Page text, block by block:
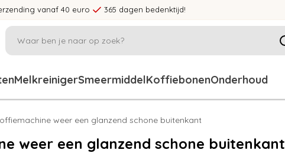
vanaf 40 euro 365 dagen bedenktijd!
MelkreinigerSmeermiddelKoffiebonenOnderhoud
weer een glanzend schone buitenkant
weer een glanzend schone buitenkant